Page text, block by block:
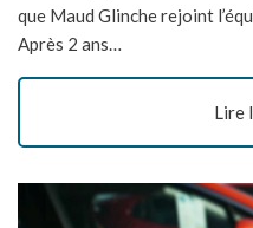
que Maud Glinche rejoint
Après 2 ans…
Lire